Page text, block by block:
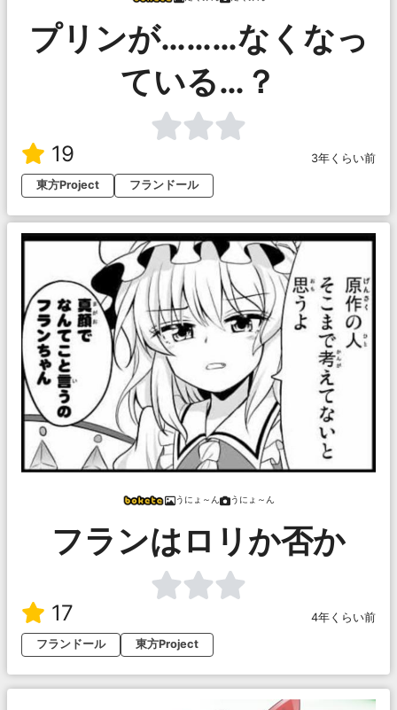
プリンが………なくなっ
ている…？
19
3年くらい前
東方Project
フランドール
うにょ～ん うにょ～ん
フランはロリか否か
17
4年くらい前
フランドール
東方Project